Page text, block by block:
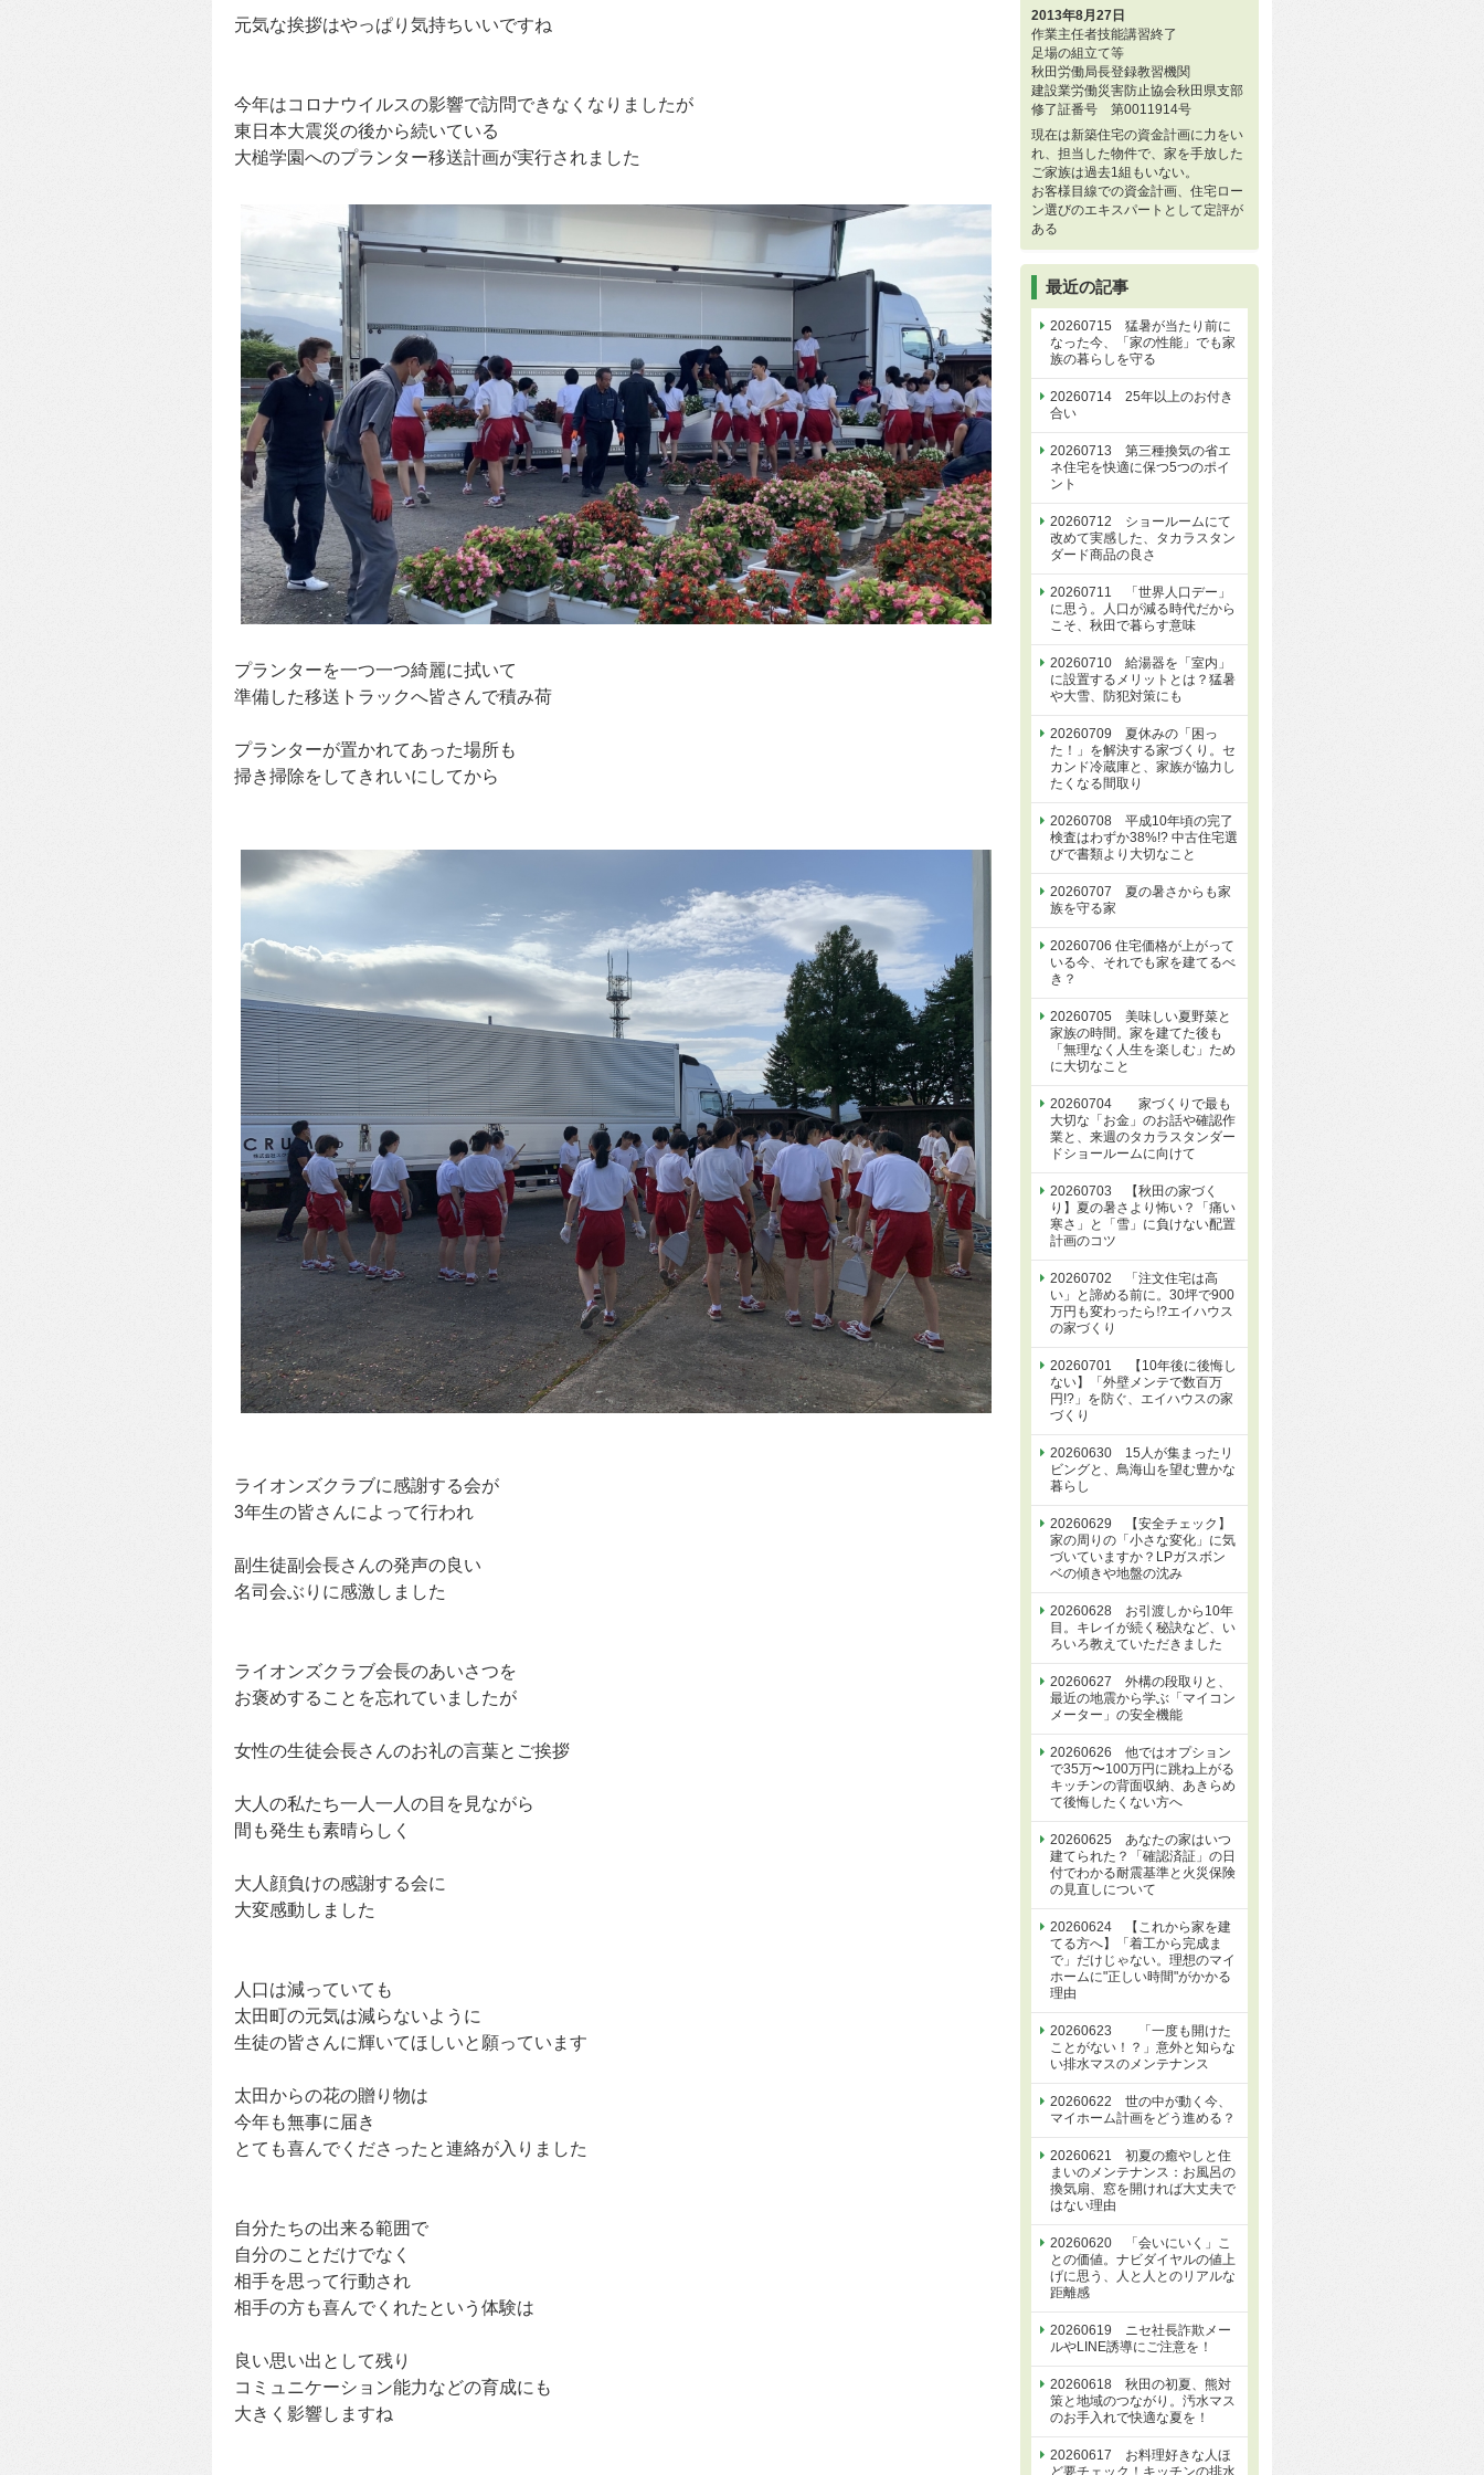
元気な挨拶はやっぱり気持ちいいですね
今年はコロナウイルスの影響で訪問できなくなりましたが
東日本大震災の後から続いている
大槌学園へのプランター移送計画が実行されました
プランターを一つ一つ綺麗に拭いて
準備した移送トラックへ皆さんで積み荷
プランターが置かれてあった場所も
掃き掃除をしてきれいにしてから
ライオンズクラブに感謝する会が
3年生の皆さんによって行われ
副生徒副会長さんの発声の良い
名司会ぶりに感激しました
ライオンズクラブ会長のあいさつを
お褒めすることを忘れていましたが
女性の生徒会長さんのお礼の言葉とご挨拶
大人の私たち一人一人の目を見ながら
間も発生も素晴らしく
大人顔負けの感謝する会に
大変感動しました
人口は減っていても
太田町の元気は減らないように
生徒の皆さんに輝いてほしいと願っています
太田からの花の贈り物は
今年も無事に届き
とても喜んでくださったと連絡が入りました
自分たちの出来る範囲で
自分のことだけでなく
相手を思って行動され
相手の方も喜んでくれたという体験は
良い思い出として残り
コミュニケーション能力などの育成にも
大きく影響しますね
2013年8月27日
作業主任者技能講習終了
足場の組立て等
秋田労働局長登録教習機関
建設業労働災害防止協会秋田県支部
修了証番号 第0011914号
現在は新築住宅の資金計画に力をい
れ、担当した物件で、家を手放した
ご家族は過去1組もいない。
お客様目線での資金計画、住宅ロー
ン選びのエキスパートとして定評が
ある
最近の記事
20260715 猛暑が当たり前に
なった今、「家の性能」でも家
族の暮らしを守る
20260714 25年以上のお付き
合い
20260713 第三種換気の省エ
ネ住宅を快適に保つ5つのポイ
ント
20260712 ショールームにて
改めて実感した、タカラスタン
ダード商品の良さ
20260711 「世界人口デー」
に思う。人口が減る時代だから
こそ、秋田で暮らす意味
20260710 給湯器を「室内」
に設置するメリットとは？猛暑
や大雪、防犯対策にも
20260709 夏休みの「困っ
た！」を解決する家づくり。セ
カンド冷蔵庫と、家族が協力し
たくなる間取り
20260708 平成10年頃の完了
検査はわずか38%!? 中古住宅選
びで書類より大切なこと
20260707 夏の暑さからも家
族を守る家
20260706 住宅価格が上がって
いる今、それでも家を建てるべ
き？
20260705 美味しい夏野菜と
家族の時間。家を建てた後も
「無理なく人生を楽しむ」ため
に大切なこと
20260704 家づくりで最も
大切な「お金」のお話や確認作
業と、来週のタカラスタンダー
ドショールームに向けて
20260703 【秋田の家づく
り】夏の暑さより怖い？「痛い
寒さ」と「雪」に負けない配置
計画のコツ
20260702 「注文住宅は高
い」と諦める前に。30坪で900
万円も変わったら⁉エイハウス
の家づくり
20260701 【10年後に後悔し
ない】「外壁メンテで数百万
円!?」を防ぐ、エイハウスの家
づくり
20260630 15人が集まったリ
ビングと、鳥海山を望む豊かな
暮らし
20260629 【安全チェック】
家の周りの「小さな変化」に気
づいていますか？LPガスボン
ベの傾きや地盤の沈み
20260628 お引渡しから10年
目。キレイが続く秘訣など、い
ろいろ教えていただきました
20260627 外構の段取りと、
最近の地震から学ぶ「マイコン
メーター」の安全機能
20260626 他ではオプション
で35万〜100万円に跳ね上がる
キッチンの背面収納、あきらめ
て後悔したくない方へ
20260625 あなたの家はいつ
建てられた？「確認済証」の日
付でわかる耐震基準と火災保険
の見直しについて
20260624 【これから家を建
てる方へ】「着工から完成ま
で」だけじゃない。理想のマイ
ホームに"正しい時間"がかかる
理由
20260623 「一度も開けた
ことがない！？」意外と知らな
い排水マスのメンテナンス
20260622 世の中が動く今、
マイホーム計画をどう進める？
20260621 初夏の癒やしと住
まいのメンテナンス：お風呂の
換気扇、窓を開ければ大丈夫で
はない理由
20260620 「会いにいく」こ
との価値。ナビダイヤルの値上
げに思う、人と人とのリアルな
距離感
20260619 ニセ社長詐欺メー
ルやLINE誘導にご注意を！
20260618 秋田の初夏、熊対
策と地域のつながり。汚水マス
のお手入れで快適な夏を！
20260617 お料理好きな人ほ
ど要チェック！キッチンの排水